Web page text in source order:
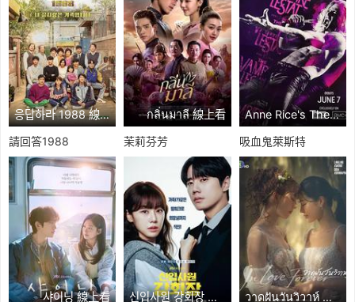
응답하라 1988 線上看
請回答1988
กลิ่นมาลี 線上看
茉莉芬芳
Anne Rice's The Vampire Lestat 線上看
吸血鬼萊斯特
샤이닝 線上看 신입사원 강회장 線上看 วาดฝันวันวิวาห์ 線上看